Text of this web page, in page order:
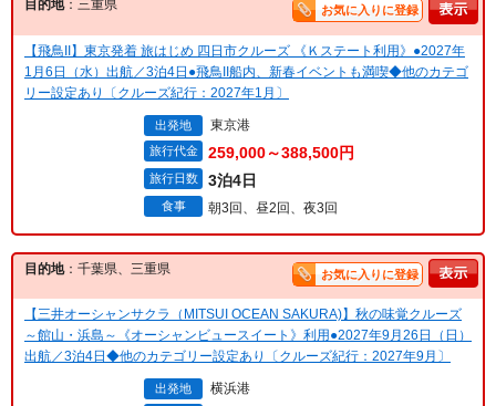
目的地：三重県 お気に入りに登録
【飛鳥II】東京発着 旅はじめ 四日市クルーズ 《Ｋステート利用》●2027年
1月6日（水）出航／3泊4日●飛鳥II船内、新春イベントも満喫◆他のカテゴ
リー設定あり〔クルーズ紀行：2027年1月〕
出発地 東京港
旅行代金 259,000～388,500円
旅行日数 3泊4日
食事 朝3回、昼2回、夜3回
目的地：千葉県、三重県 お気に入りに登録
【三井オーシャンサクラ（MITSUI OCEAN SAKURA)】秋の味覚クルーズ
～館山・浜島～《オーシャンビュースイート》利用●2027年9月26日（日）
出航／3泊4日◆他のカテゴリー設定あり〔クルーズ紀行：2027年9月〕
出発地 横浜港